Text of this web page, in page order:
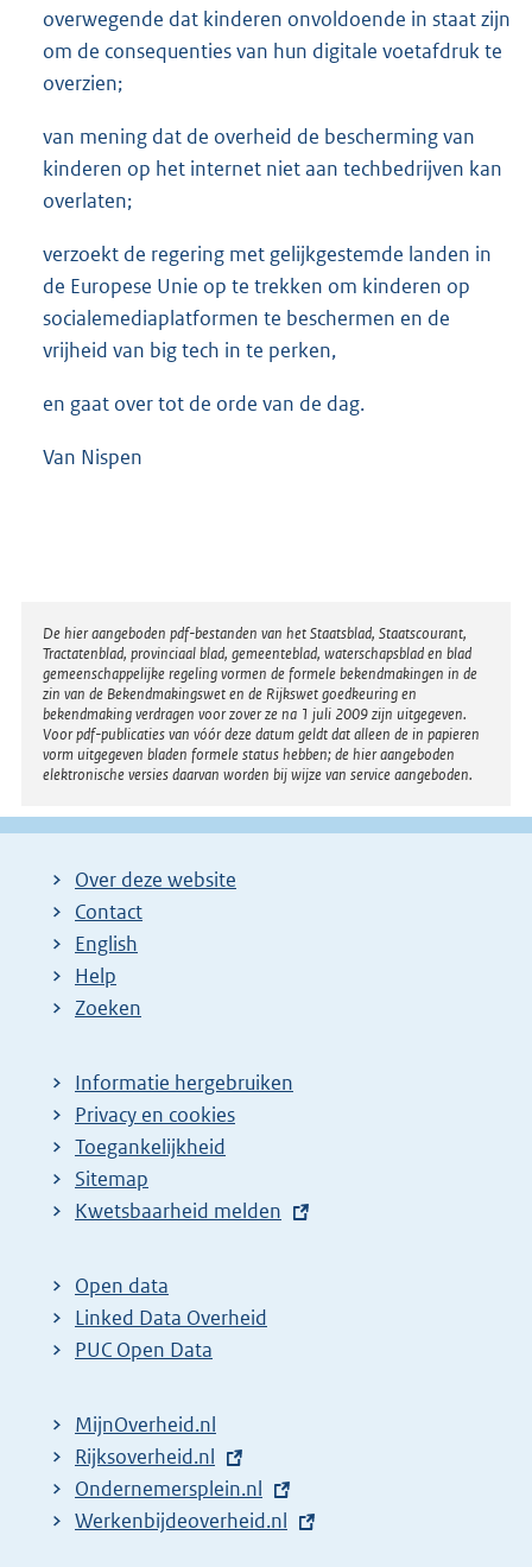
overwegende dat kinderen onvoldoende in staat zijn
om de consequenties van hun digitale voetafdruk te
overzien;
van mening dat de overheid de bescherming van
kinderen op het internet niet aan techbedrijven kan
overlaten;
verzoekt de regering met gelijkgestemde landen in
de Europese Unie op te trekken om kinderen op
socialemediaplatformen te beschermen en de
vrijheid van big tech in te perken,
en gaat over tot de orde van de dag.
Van Nispen
Disclaimer
De hier aangeboden pdf-bestanden van het Staatsblad, Staatscourant,
Tractatenblad, provinciaal blad, gemeenteblad, waterschapsblad en blad
gemeenschappelijke regeling vormen de formele bekendmakingen in de
zin van de Bekendmakingswet en de Rijkswet goedkeuring en
bekendmaking verdragen voor zover ze na 1 juli 2009 zijn uitgegeven.
Voor pdf-publicaties van vóór deze datum geldt dat alleen de in papieren
vorm uitgegeven bladen formele status hebben; de hier aangeboden
elektronische versies daarvan worden bij wijze van service aangeboden.
Over deze website
Contact
English
Help
Zoeken
Informatie hergebruiken
Privacy en cookies
Toegankelijkheid
Sitemap
E
t
e
r
l
i
n
k
Kwetsbaarheid melden
Open data
Linked Data Overheid
PUC Open Data
MijnOverheid.nl
E
x
t
Rijksoverheid.nl
E
x
Ondernemersplein.nl
E
Werkenbijdeoverheid.nl